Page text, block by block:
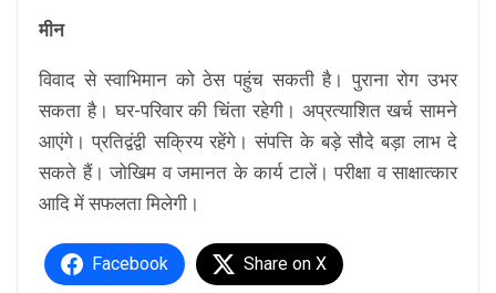
मीन
विवाद से स्वाभिमान को ठेस पहुंच सकती है। पुराना रोग उभर
सकता है। घर-परिवार की चिंता रहेगी। अप्रत्याशित खर्च सामने
आएंगे। प्रतिद्वंद्वी सक्रिय रहेंगे। संपत्ति के बड़े सौदे बड़ा लाभ दे
सकते हैं। जोखिम व जमानत के कार्य टालें। परीक्षा व साक्षात्कार
आदि में सफलता मिलेगी।
Facebook Share on X